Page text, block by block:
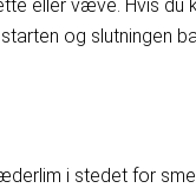
eller væve. Hvis du
og slutningen
i stedet for